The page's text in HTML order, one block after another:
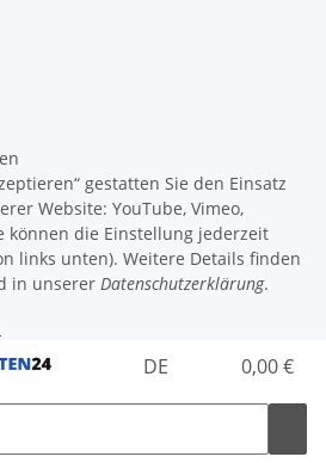
gestatten Sie den Einsatz
Website: YouTube, Vimeo,
können die Einstellung jederzeit
links unten). Weitere Details finden
in unserer Datenschutzerklärung.
DE 0,00 €